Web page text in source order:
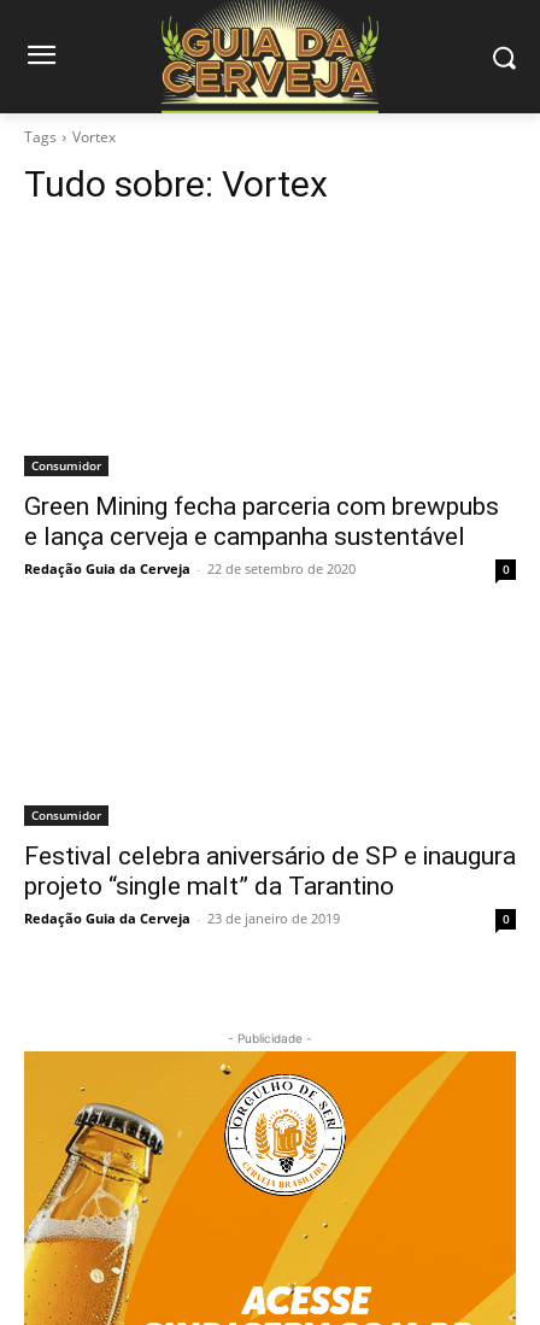
Tags Vortex
Tudo sobre: Vortex
Consumidor
Green Mining fecha parceria com brewpubs
e lança cerveja e campanha sustentável
Redação Guia da Cerveja - 22 de setembro de 2020 0
Consumidor
Festival celebra aniversário de SP e inaugura
projeto “single malt” da Tarantino
Redação Guia da Cerveja - 23 de janeiro de 2019 0
- Publicidade -